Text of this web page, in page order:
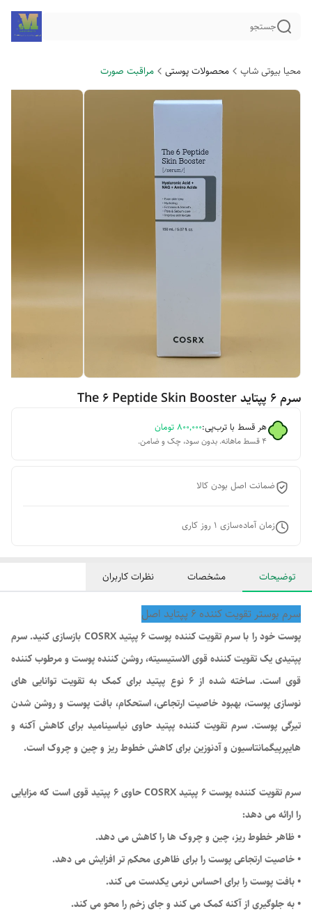
جستجو
محیا بیوتی شاپ محصولات پوستی مراقبت صورت
سرم ۶ پپتاید The 6 Peptide Skin Booster
هر قسط با ترب‌پی:۸۰۰٬۰۰۰ تومان
۴ قسط ماهانه. بدون سود، چک و ضامن.
ضمانت اصل بودن کالا
زمان آماده‌سازی 1 روز کاری
توضیحات مشخصات نظرات کاربران
سرم بوستر تقویت کننده 6 پپتاید اصل
پوست خود را با سرم تقویت کننده پوست 6 پپتید COSRX بازسازی کنید. سرم
پپتیدی یک تقویت کننده قوی الاستیسیته، روشن کننده پوست و مرطوب کننده
قوی است. ساخته شده از 6 نوع پپتید برای کمک به تقویت توانایی های
نوسازی پوست، بهبود خاصیت ارتجاعی، استحکام، بافت پوست و روشن شدن
تیرگی پوست. سرم تقویت کننده پپتید حاوی نیاسینامید برای کاهش آکنه و
هایپرپیگمانتاسیون و آدنوزین برای کاهش خطوط ریز و چین و چروک است.
سرم تقویت کننده پوست 6 پپتید COSRX حاوی 6 پپتید قوی است که مزایایی
را ارائه می دهد:
• ظاهر خطوط ریز، چین و چروک ها را کاهش می دهد.
• خاصیت ارتجاعی پوست را برای ظاهری محکم تر افزایش می دهد.
• بافت پوست را برای احساس نرمی یکدست می کند.
• به جلوگیری از آکنه کمک می کند و جای زخم را محو می کند.